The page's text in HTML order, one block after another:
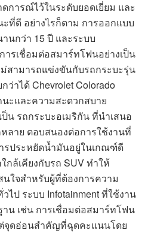
การณ์ไว้ในระดับยอดเยี่ยม และ
ที่ดี อย่างไรก็ตาม การออกแบบ
นกว่า 15 ปี และระบบ
ารเชื่อมต่อสมาร์ทโฟนอย่างเป็น
ม่สามารถแข่งขันกับรถกระบะรุ่น
าได้ Chevrolet Colorado
ะและความสะดวกสบาย
ป็น รถกระบะอเมริกัน ที่นำเสนอ
ลาย ตอบสนองต่อการใช้งานที่
รประหยัดน้ำมันอยู่ในเกณฑ์ดี
ล้เคียงกับรถ SUV ทำให้
นใจสำหรับผู้ที่ต้องการความ
ไป ระบบ Infotainment ที่ใช้งาน
น เช่น การเชื่อมต่อสมาร์ทโฟน
จุดอ่อนสำคัญที่ฉุดคะแนนโดย